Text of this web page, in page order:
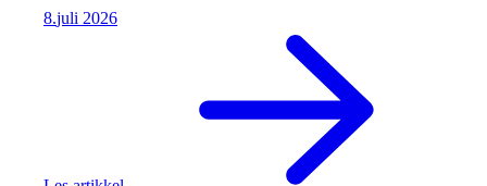
8.juli 2026